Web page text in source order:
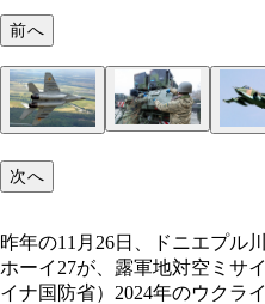
軍スホーイ27が、
真：ウクライナ国
ちている」と語る
ミサイル網を爆撃
イナ国防省）
報道がある（写真
引き渡しの準備を
ルより）
前へ
次へ
昨年の11月26日、ドニエプル
ホーイ27が、露軍地対空ミサ
イナ国防省）2024年のウクラ